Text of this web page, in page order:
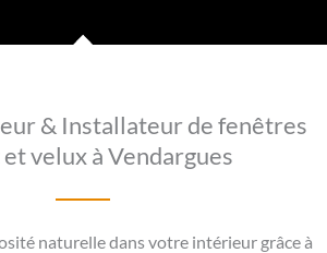
& Installateur de fenêtres
velux à Vendargues
naturelle dans votre intérieur grâce à